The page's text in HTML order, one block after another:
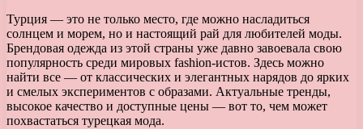
Турция — это не только место, где можно насладиться
солнцем и морем, но и настоящий рай для любителей моды.
Брендовая одежда из этой страны уже давно завоевала свою
популярность среди мировых fashion-истов. Здесь можно
найти все — от классических и элегантных нарядов до ярких
и смелых экспериментов с образами. Актуальные тренды,
высокое качество и доступные цены — вот то, чем может
похвастаться турецкая мода.